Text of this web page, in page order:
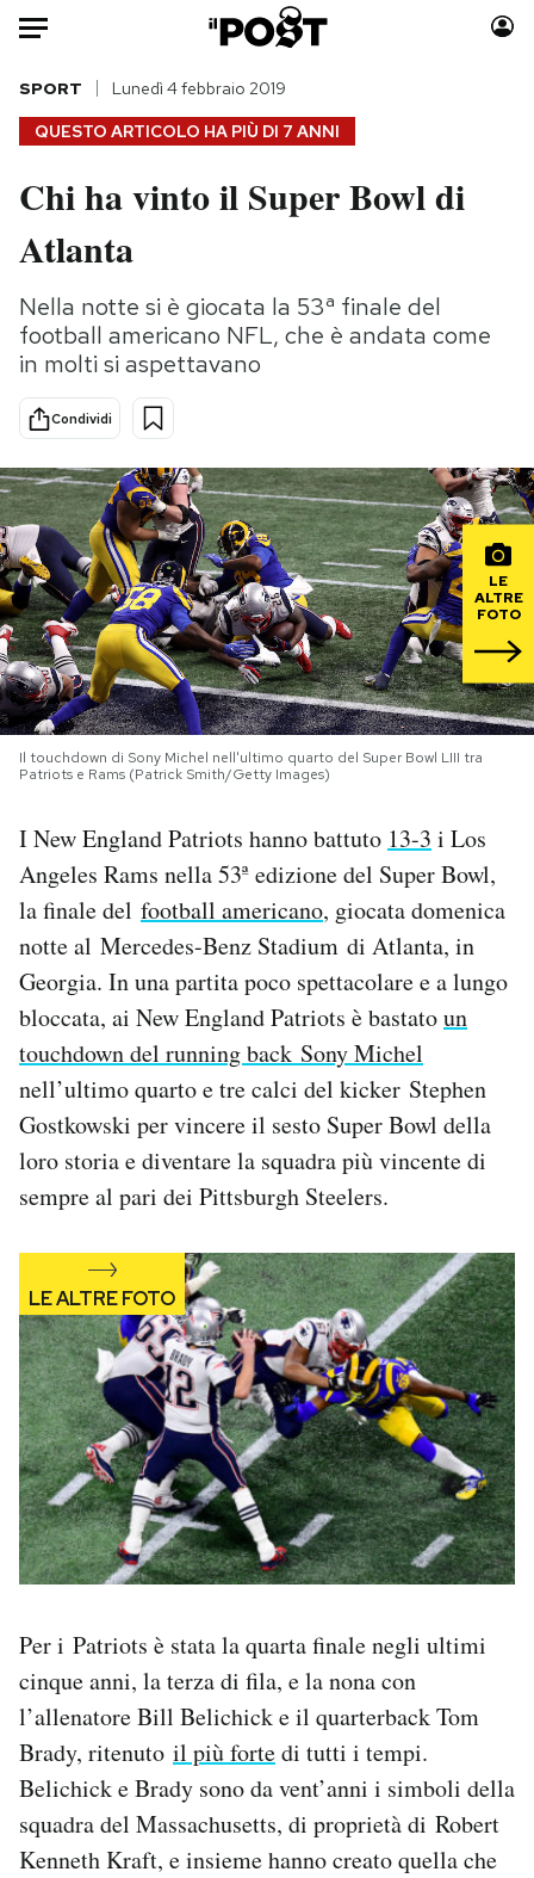
Auto
HOME
Italia
Politica
Tecnologia
Internet
Scienza
Cultura
Economia
Sport
Moda
Storie/Idee
Ok Boomer!
Mondiali calcio 2026
PODCAST
NEWSLETTER
I MIEI PREFERITI
AREA PERSONALE
Area Personale
Newsletter
Notifiche mobile
Regala il Post
Hai bisogno di aiuto?
QUESTO ARTICOLO HA PIÙ DI 7 ANNI
SPORT Lunedì 4 febbraio 2019
Chi ha vinto il Super Bowl di
Atlanta
Nella notte si è giocata la 53ª finale del
football americano NFL, che è andata come
in molti si aspettavano
Condividi
LE
ALTRE
FOTO
Il touchdown di Sony Michel nell'ultimo quarto del Super Bowl LIII tra
Patriots e Rams (Patrick Smith/Getty Images)
I New England Patriots hanno battuto 13-3 i Los
Angeles Rams nella 53ª edizione del Super Bowl,
la finale del football americano, giocata domenica
notte al Mercedes-Benz Stadium di Atlanta, in
Georgia. In una partita poco spettacolare e a lungo
bloccata, ai New England Patriots è bastatoun
touchdown del running back Sony Michel
nell’ultimo quarto e tre calci del kicker Stephen
Gostkowski per vincere il sesto Super Bowl della
loro storia e diventare la squadra più vincente di
sempre al pari dei Pittsburgh Steelers.
Per i Patriots è stata la quarta finale negli ultimi
cinque anni, la terza di fila, e la nona con
l’allenatore Bill Belichick e il quarterback Tom
Brady, ritenuto il più fortedi tutti i tempi.
Belichick e Brady sono da vent’anni i simboli della
squadra del Massachusetts, di proprietà di Robert
Kenneth Kraft, e insieme hanno creato quella che